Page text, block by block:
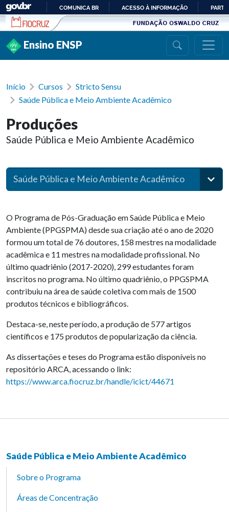
Ir para conteúdo
PARA
COMUNICA BR ACESSO À INFORMAÇÃO
Ensino ENSP
Início Cursos
Stricto Sensu
Saúde Pública e Meio Ambiente Acadêmico
Produções
Saúde Pública e Meio Ambiente Acadêmico
Saúde Pública e Meio Ambiente Acadêmico
O Programa de Pós-Graduação em Saúde Pública e Meio
Ambiente (PPGSPMA) desde sua criação até o ano de 2020
formou um total de 76 doutores, 158 mestres na modalidade
acadêmica e 11 mestres na modalidade profissional. No
último quadriênio (2017-2020), 299 estudantes foram
inscritos no programa. No último quadriênio, o PPGSPMA
contribuiu na área de saúde coletiva com mais de 1500
produtos técnicos e bibliográficos.
Destaca-se, neste período, a produção de 577 artigos
científicos e 175 produtos de popularização da ciência.
As dissertações e teses do Programa estão disponíveis no
repositório ARCA, acessando o link:
https://www.arca.fiocruz.br/handle/icict/44671
Saúde Pública e Meio Ambiente Acadêmico
Sobre o Programa
Áreas de Concentração